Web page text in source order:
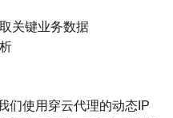
关键业务数据
们使用穿云代理的动态IP